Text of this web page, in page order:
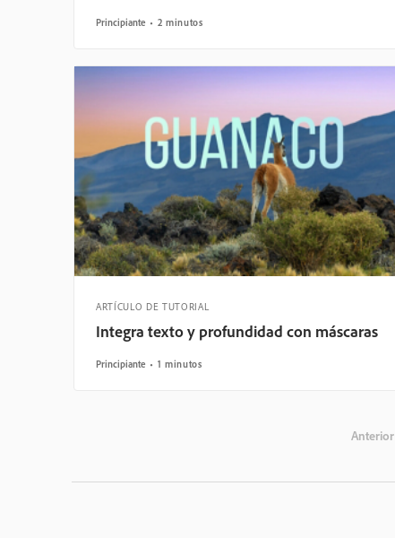
Principiante 2 minutos
ARTÍCULO DE TUTORIAL
Integra texto y profundidad con máscaras
Principiante 1 minutos
Anterior